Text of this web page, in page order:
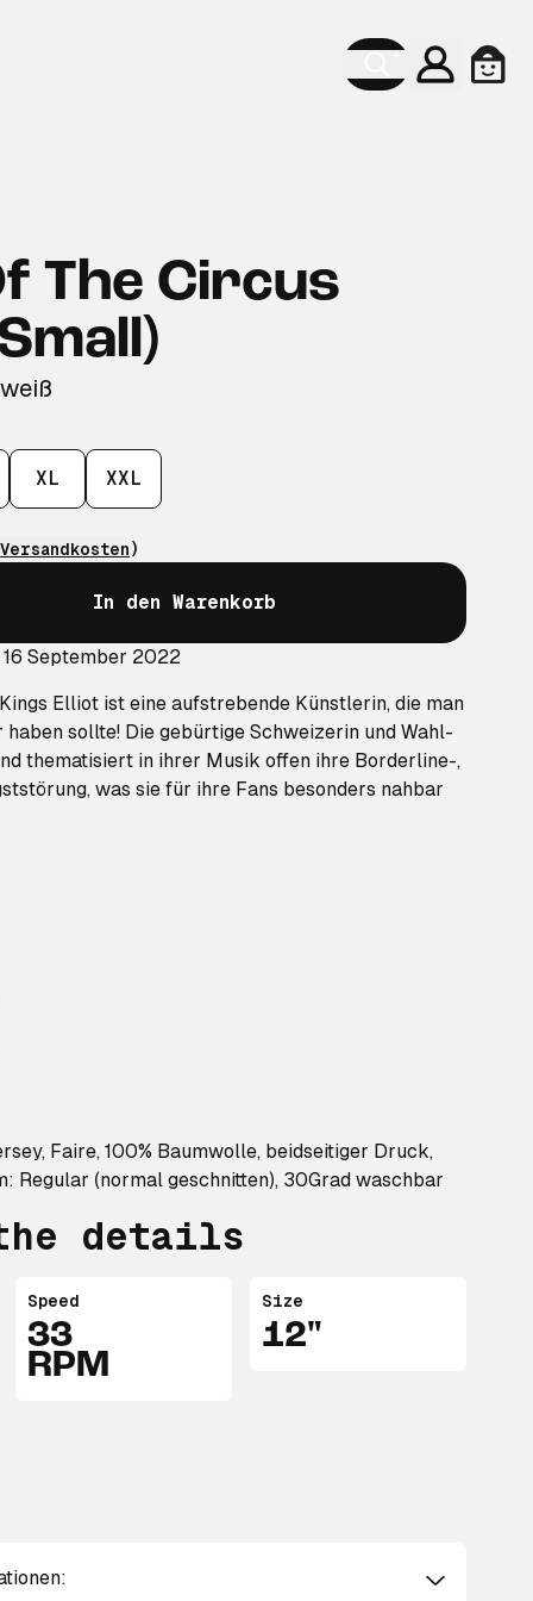
Konto
The Circus
XL XXL
Versandkosten)
In den Warenkorb
September 2022
Elliot ist eine aufstrebende Künstlerin, die man
haben sollte! Die gebürtige Schweizerin und Wahl-
thematisiert in ihrer Musik offen ihre Borderline-,
was sie für ihre Fans besonders nahbar
Faire, 100% Baumwolle, beidseitiger Druck,
Regular (normal geschnitten), 30Grad waschbar
details
Speed
33
RPM
Size
12"